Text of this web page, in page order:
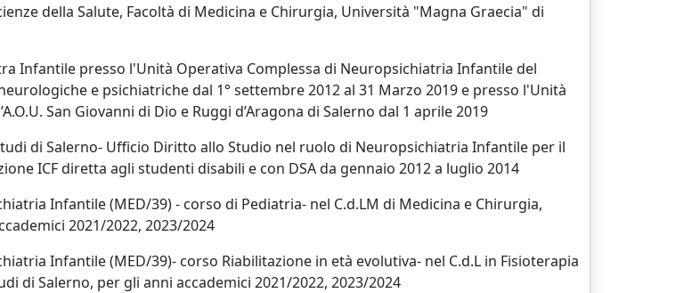
della Salute, Facoltà di Medicina e Chirurgia, Università "Magna Graecia" di
Infantile presso l'Unità Operativa Complessa di Neuropsichiatria Infantile del
e psichiatriche dal 1° settembre 2012 al 31 Marzo 2019 e presso l'Unità
San Giovanni di Dio e Ruggi d’Aragona di Salerno dal 1 aprile 2019
di Salerno- Ufficio Diritto allo Studio nel ruolo di Neuropsichiatria Infantile per il
ICF diretta agli studenti disabili e con DSA da gennaio 2012 a luglio 2014
Infantile (MED/39) - corso di Pediatria- nel C.d.LM di Medicina e Chirurgia,
2021/2022, 2023/2024
Infantile (MED/39)- corso Riabilitazione in età evolutiva- nel C.d.L in Fisioterapia
di Salerno, per gli anni accademici 2021/2022, 2023/2024